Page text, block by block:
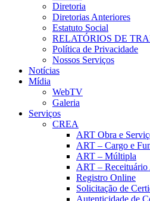
Diretoria
Diretorias Anteriores
Estatuto Social
RELATÓRIOS DE
Política de Privacidade
Nossos Serviços
Notícias
Mídia
WebTV
Galeria
Serviços
CREA
ART Obra e
ART – Cargo e
ART – Múltipla
ART –
Registro Online
Solicitação de
Autenticidade de